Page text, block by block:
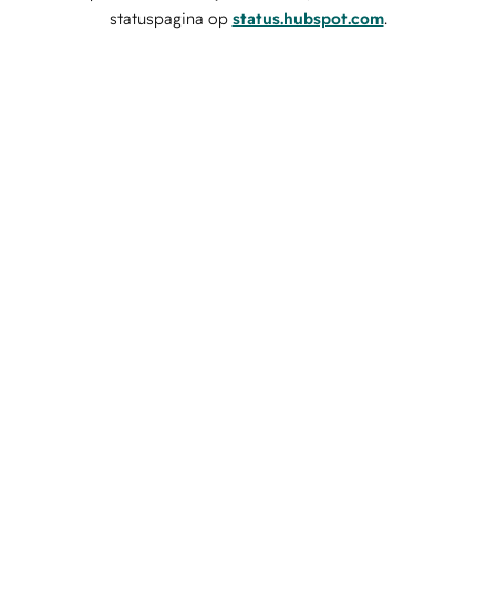
statuspagina op status.hubspot.com.